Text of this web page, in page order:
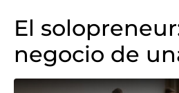
El
negocio de